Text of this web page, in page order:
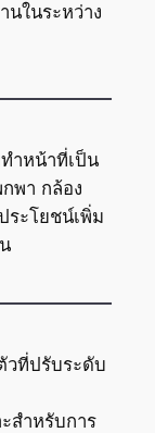
นในระหว่าง
ำหน้าที่เป็น
พา กล้อง
ะโยชน์เพิ่ม
วที่ปรับระดับ
สำหรับการ